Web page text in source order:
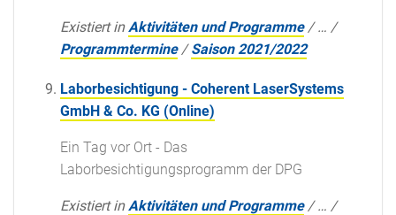
Existiert in Aktivitäten und Programme /… /
Programmtermine /Saison 2021/2022
Laborbesichtigung - Coherent LaserSystems
GmbH & Co. KG (Online)
Ein Tag vor Ort - Das
Laborbesichtigungsprogramm der DPG
Existiert in Aktivitäten und Programme /… /